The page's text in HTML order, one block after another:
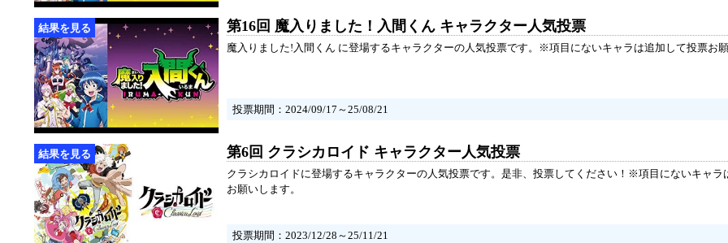
第16回 魔入りました！入間くん キャラクター人気投票
魔入りました!入間くん に登場するキャラクターの人気投票です。※項目にないキャラは追加して投票お
投票期間：2024/09/17～25/08/21
第6回 クラシカロイド キャラクター人気投票
クラシカロイドに登場するキャラクターの人気投票です。是非、投票してください！※項目にないキャラ
お願いします。
投票期間：2023/12/28～25/11/21